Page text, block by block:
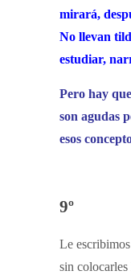
mirará,
No llevan
estudiar,
Pero hay
son agudas
esos
9º
Le
sin colocarles